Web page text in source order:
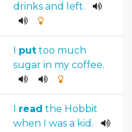
drinks and left.
I put too much
sugar in my coffee.
I read the Hobbit
when I was a kid .